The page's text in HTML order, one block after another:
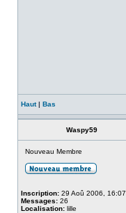
Haut| Bas
Waspy59
Nouveau Membre
Inscription: 29 Aoû 2006, 16:07
Messages: 26
Localisation: lille